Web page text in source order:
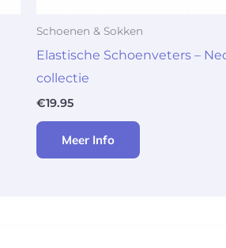
Schoenen & Sokken
Elastische Schoenveters –
collectie
€19.95
Meer Info